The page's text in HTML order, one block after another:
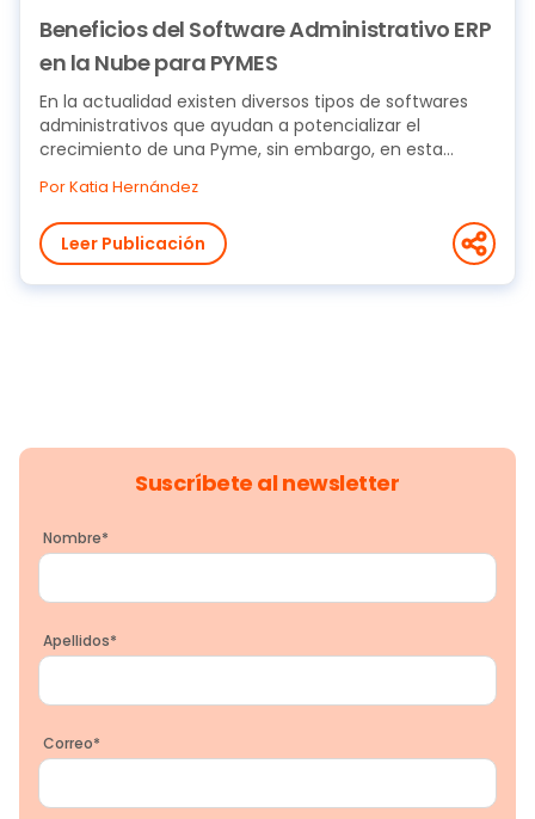
Beneficios del Software Administrativo ERP
en la Nube para PYMES
En la actualidad existen diversos tipos de softwares
administrativos que ayudan a potencializar el
crecimiento de una Pyme, sin embargo, en esta
Por Katia Hernández
Leer Publicación
Suscríbete al newsletter
Nombre*
Apellidos*
Correo*